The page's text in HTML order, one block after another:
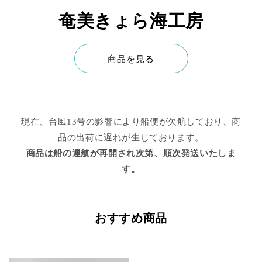
奄美きょら海工房
商品を見る
現在、台風13号の影響により船便が欠航しており、商
品の出荷に遅れが生じております。
商品は船の運航が再開され次第、順次発送いたしま
す。
おすすめ商品